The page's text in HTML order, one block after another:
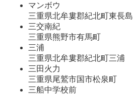
マンボウ
三重県北牟婁郡紀北町東長島
三交南紀
三重県熊野市有馬町
三浦
三重県北牟婁郡紀北町三浦
三田火力
三重県尾鷲市国市松泉町
三船中学校前